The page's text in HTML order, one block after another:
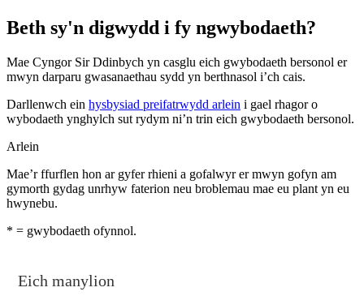
Beth sy'n digwydd i fy ngwybodaeth?
Mae Cyngor Sir Ddinbych yn casglu eich gwybodaeth bersonol er
mwyn darparu gwasanaethau sydd yn berthnasol i’ch cais.
Darllenwch ein hysbysiad preifatrwydd arlein i gael rhagor o
wybodaeth ynghylch sut rydym ni’n trin eich gwybodaeth bersonol.
Arlein
Mae’r ffurflen hon ar gyfer rhieni a gofalwyr er mwyn gofyn am
gymorth gydag unrhyw faterion neu broblemau mae eu plant yn eu
hwynebu.
* = gwybodaeth ofynnol.
Eich manylion